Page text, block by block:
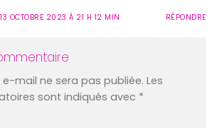
13 OCTOBRE 2023 À 21 H 12 MIN RÉPONDRE
mail ne sera pas publiée. Les
sont indiqués avec *